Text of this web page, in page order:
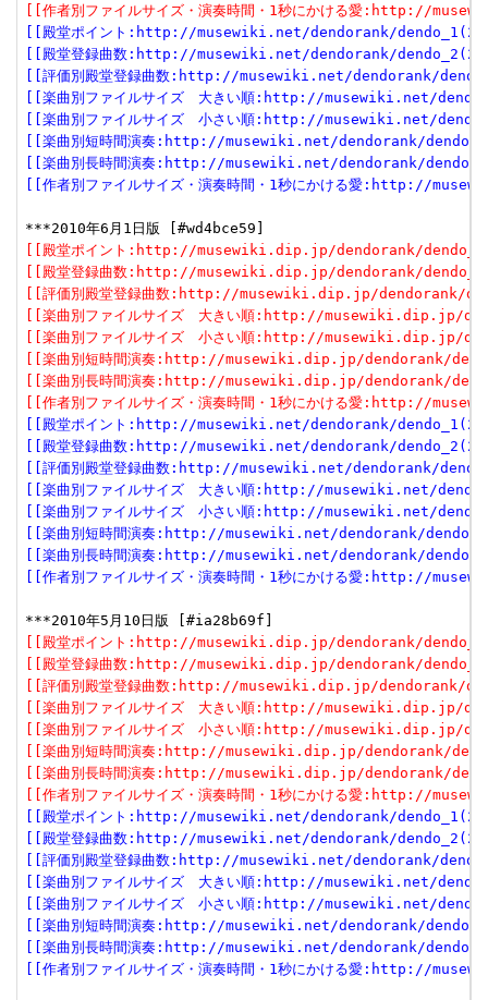
[[作者別ファイルサイズ・演奏時間・1秒にかける愛:http://
[[殿堂ポイント:http://musewiki.net/dendorank/
[[殿堂登録曲数:http://musewiki.net/dendorank/
[[評価別殿堂登録曲数:http://musewiki.net/dendorank/
[[楽曲別ファイルサイズ　大きい順:http://musewiki.net/
[[楽曲別ファイルサイズ　小さい順:http://musewiki.net/
[[楽曲別短時間演奏:http://musewiki.net/dendorank/
[[楽曲別長時間演奏:http://musewiki.net/dendorank/
[[作者別ファイルサイズ・演奏時間・1秒にかける愛:http://
[[殿堂ポイント:http://musewiki.dip.jp/dendorank/
[[殿堂登録曲数:http://musewiki.dip.jp/dendorank/
[[評価別殿堂登録曲数:http://musewiki.dip.jp/dendorank/
[[楽曲別ファイルサイズ　大きい順:http://musewiki.dip.jp/
[[楽曲別ファイルサイズ　小さい順:http://musewiki.dip.jp/
[[楽曲別短時間演奏:http://musewiki.dip.jp/dendorank/
[[楽曲別長時間演奏:http://musewiki.dip.jp/dendorank/
[[作者別ファイルサイズ・演奏時間・1秒にかける愛:http://
[[殿堂ポイント:http://musewiki.net/dendorank/
[[殿堂登録曲数:http://musewiki.net/dendorank/
[[評価別殿堂登録曲数:http://musewiki.net/dendorank/
[[楽曲別ファイルサイズ　大きい順:http://musewiki.net/
[[楽曲別ファイルサイズ　小さい順:http://musewiki.net/
[[楽曲別短時間演奏:http://musewiki.net/dendorank/
[[楽曲別長時間演奏:http://musewiki.net/dendorank/
[[作者別ファイルサイズ・演奏時間・1秒にかける愛:http://
[[殿堂ポイント:http://musewiki.dip.jp/dendorank/
[[殿堂登録曲数:http://musewiki.dip.jp/dendorank/
[[評価別殿堂登録曲数:http://musewiki.dip.jp/dendorank/
[[楽曲別ファイルサイズ　大きい順:http://musewiki.dip.jp/
[[楽曲別ファイルサイズ　小さい順:http://musewiki.dip.jp/
[[楽曲別短時間演奏:http://musewiki.dip.jp/dendorank/
[[楽曲別長時間演奏:http://musewiki.dip.jp/dendorank/
[[作者別ファイルサイズ・演奏時間・1秒にかける愛:http://
[[殿堂ポイント:http://musewiki.net/dendorank/
[[殿堂登録曲数:http://musewiki.net/dendorank/
[[評価別殿堂登録曲数:http://musewiki.net/dendorank/
[[楽曲別ファイルサイズ　大きい順:http://musewiki.net/
[[楽曲別ファイルサイズ　小さい順:http://musewiki.net/
[[楽曲別短時間演奏:http://musewiki.net/dendorank/
[[楽曲別長時間演奏:http://musewiki.net/dendorank/
[[作者別ファイルサイズ・演奏時間・1秒にかける愛:http://